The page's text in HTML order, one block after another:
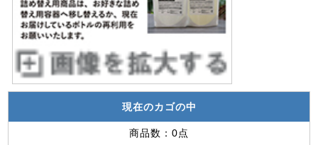
現在のカゴの中
商品数：0点